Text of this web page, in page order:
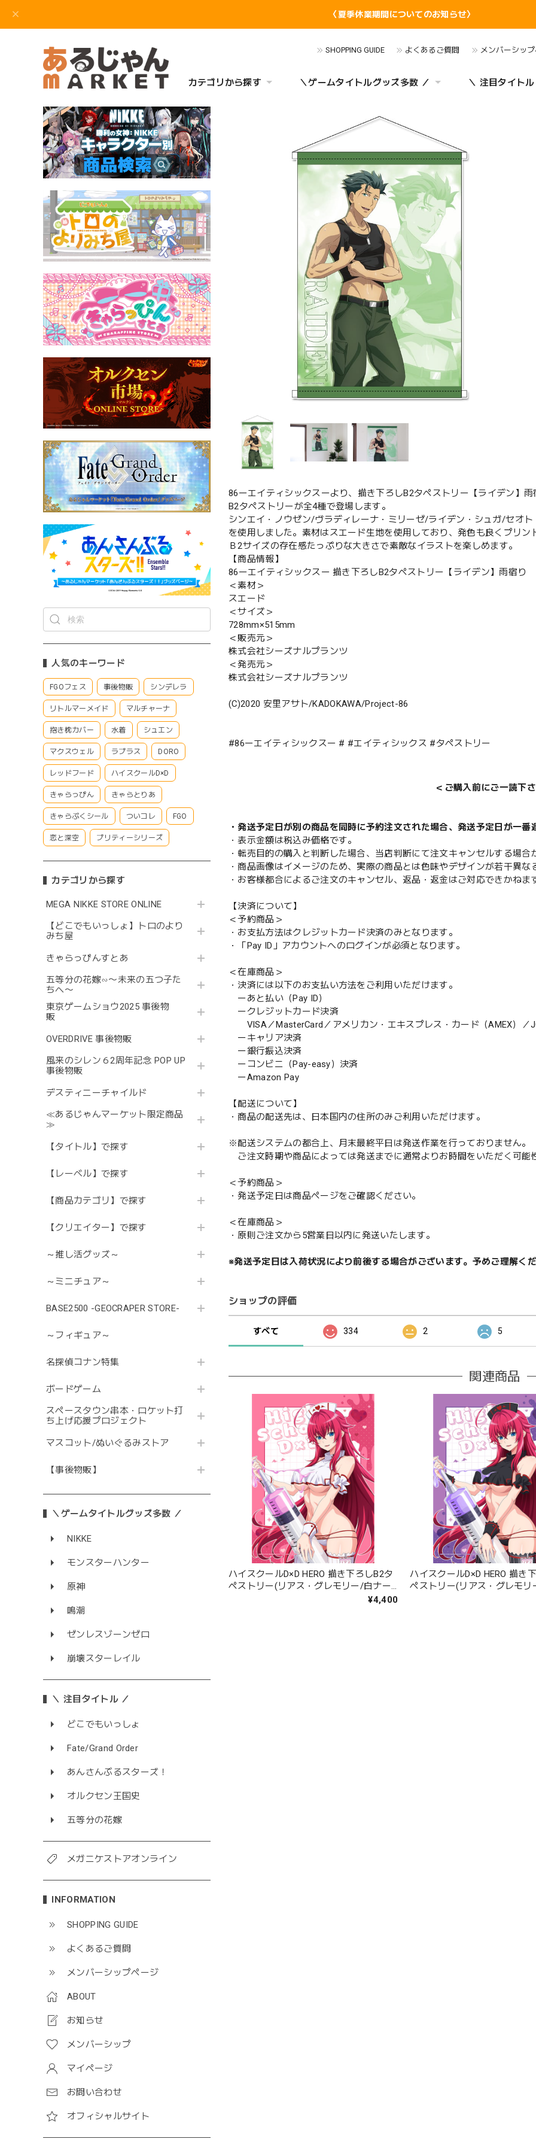
〈夏季休業期間についてのお知らせ〉
SHOPPING GUIDE よくあるご質問 メンバーシッ
カテゴリから探す ＼ゲームタイトルグッズ多数 ／ ＼ 注目タイト
人気のキーワード
FGOフェス 事後物販 シンデレラ
リトルマーメイド マルチャーナ
抱き枕カバー 水着 シュエン
マクスウェル ラプラス DORO
レッドフード ハイスクールD×D
きゃらっぴん きゃらとりあ
きゃらぷくシール ついコレ FGO
恋と深空 プリティーシリーズ
カテゴリから探す
MEGA NIKKE STORE ONLINE
【どこでもいっしょ】トロのより
みち屋
きゃらっぴんすとあ
五等分の花嫁∽〜未来の五つ子た
ちへ〜
東京ゲームショウ2025 事後物
販
OVERDRIVE 事後物販
風来のシレン６2周年記念 POP UP
事後物販
デスティニーチャイルド
≪あるじゃんマーケット限定商品
≫
【タイトル】で探す
【レーベル】で探す
【商品カテゴリ】で探す
【クリエイター】で探す
～推し活グッズ～
～ミニチュア～
BASE2500 -GEOCRAPER STORE-
～フィギュア～
名探偵コナン特集
ボードゲーム
スペースタウン串本・ロケット打
ち上げ応援プロジェクト
マスコット/ぬいぐるみストア
【事後物販】
＼ゲームタイトルグッズ多数 ／
NIKKE
モンスターハンター
原神
鳴潮
ゼンレスゾーンゼロ
崩壊スターレイル
＼ 注目タイトル ／
どこでもいっしょ
Fate/Grand Order
あんさんぶるスターズ！
オルクセン王国史
五等分の花嫁
メガニケストアオンライン
INFORMATION
SHOPPING GUIDE
よくあるご質問
メンバーシップページ
ABOUT
お知らせ
メンバーシップ
マイページ
お問い合わせ
オフィシャルサイト
86ーエイティシックスーより、描き下ろしB2タペストリー【ライデン】
B2タペストリーが全4種で登場します。
シンエイ・ノウゼン/ヴラディレーナ・ミリーゼ/ライデン・シュガ/セオ
を使用しました。素材はスエード生地を使用しており、発色も良くプリン
Ｂ2サイズの存在感たっぷりな大きさで素敵なイラストを楽しめます。
【商品情報】
86ーエイティシックスー 描き下ろしB2タペストリー【ライデン】雨宿り
＜素材＞
スエード
＜サイズ＞
728mm×515mm
＜販売元＞
株式会社シーズナルプランツ
＜発売元＞
株式会社シーズナルプランツ
(C)2020 安里アサト/KADOKAWA/Project-86
#86ーエイティシックスー # #エイティシックス #タペストリー
＜ご購入前にご一読下
・発送予定日が別の商品を同時に予約注文された場合、発送予定日が一
・表示金額は税込み価格です。
・転売目的の購入と判断した場合、当店判断にて注文キャンセルする場合
・商品画像はイメージのため、実際の商品とは色味やデザインが若干異な
・お客様都合によるご注文のキャンセル、返品・返金はご対応できかねま
【決済について】
＜予約商品＞
・お支払方法はクレジットカード決済のみとなります。
・「Pay ID」アカウントへのログインが必須となります。
＜在庫商品＞
・決済には以下のお支払い方法をご利用いただけます。
ーあと払い（Pay ID）
ークレジットカード決済
VISA／MasterCard／アメリカン・エキスプレス・カード（AMEX）／
ーキャリア決済
ー銀行振込決済
ーコンビニ（Pay-easy）決済
ーAmazon Pay
【配送について】
・商品の配送先は、日本国内の住所のみご利用いただけます。
※配送システムの都合上、月末最終平日は発送作業を行っておりません。
ご注文時期や商品によっては発送までに通常よりお時間をいただく可能
＜予約商品＞
・発送予定日は商品ページをご確認ください。
＜在庫商品＞
・原則ご注文から5営業日以内に発送いたします。
※発送予定日は入荷状況により前後する場合がございます。予めご理解く
ショップの評価
すべて 334 2 5
関連商品
ハイスクールD×D HERO 描き下ろしB2タ
ペストリー(リアス・グレモリー/白ナー
¥4,400
ハイスクールD×D HERO 描き
ペストリー(リアス・グレモリ